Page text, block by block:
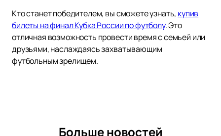
Кто станет победителем, вы сможете узнать, купив
билеты на финал Кубка России по футболу. Это
отличная возможность провести время с семьей или
друзьями, наслаждаясь захватывающим
футбольным зрелищем.
Больше новостей